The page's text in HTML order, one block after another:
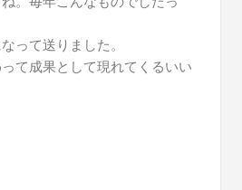
って送りました。
て成果として現れてくるいい